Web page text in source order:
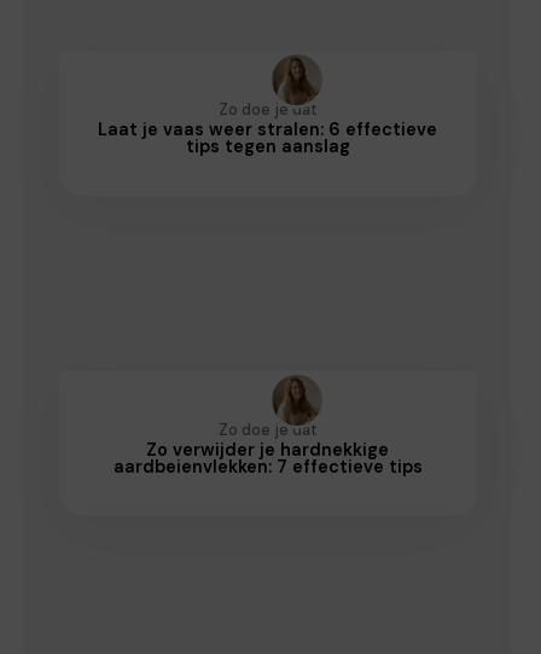
Zo doe je dat
Laat je vaas weer stralen: 6 effectieve
tips tegen aanslag
Zo doe je dat
Zo verwijder je hardnekkige
aardbeienvlekken: 7 effectieve tips